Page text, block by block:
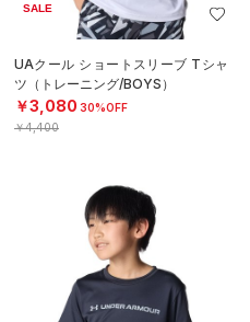
SALE
UAクール ショートスリーブ Tシャ
ツ（トレーニング/BOYS）
￥3,080 30%OFF
￥4,400